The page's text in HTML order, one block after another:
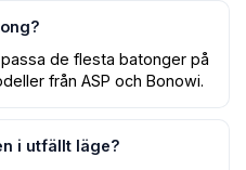
de flesta batonger på
från ASP och Bonowi.
i utfällt läge?